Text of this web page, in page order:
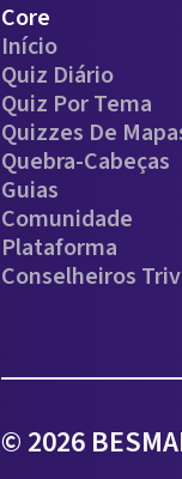
Core
Início
Quiz Diário
Quiz Por Tema
Quizzes De
Quebra-Cabeças
Guias
Comunidade
Plataforma
Conselheiros
© 2026